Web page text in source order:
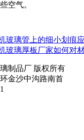
空气。
玻璃管上的细小划痕
玻璃厚板厂家如何对
制品厂 版权所有
金沙中沟路南首